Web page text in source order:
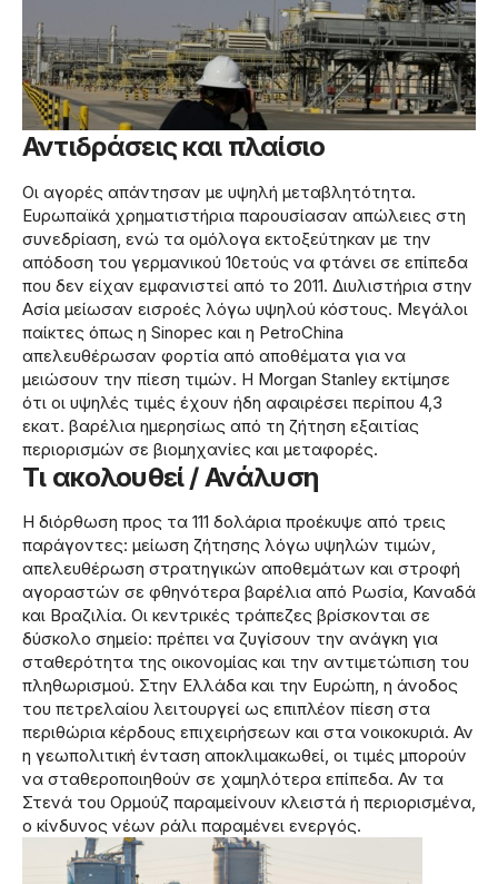
Αντιδράσεις και πλαίσιο
Οι αγορές απάντησαν με υψηλή μεταβλητότητα.
Ευρωπαϊκά χρηματιστήρια παρουσίασαν απώλειες στη
συνεδρίαση, ενώ τα ομόλογα εκτοξεύτηκαν με την
απόδοση του γερμανικού 10ετούς να φτάνει σε επίπεδα
που δεν είχαν εμφανιστεί από το 2011. Διυλιστήρια στην
Ασία μείωσαν εισροές λόγω υψηλού κόστους. Μεγάλοι
παίκτες όπως η Sinopec και η PetroChina
απελευθέρωσαν φορτία από αποθέματα για να
μειώσουν την πίεση τιμών. Η Morgan Stanley εκτίμησε
ότι οι υψηλές τιμές έχουν ήδη αφαιρέσει περίπου 4,3
εκατ. βαρέλια ημερησίως από τη ζήτηση εξαιτίας
περιορισμών σε βιομηχανίες και μεταφορές.
Τι ακολουθεί / Ανάλυση
Η διόρθωση προς τα 111 δολάρια προέκυψε από τρεις
παράγοντες: μείωση ζήτησης λόγω υψηλών τιμών,
απελευθέρωση στρατηγικών αποθεμάτων και στροφή
αγοραστών σε φθηνότερα βαρέλια από Ρωσία, Καναδά
και Βραζιλία. Οι κεντρικές τράπεζες βρίσκονται σε
δύσκολο σημείο: πρέπει να ζυγίσουν την ανάγκη για
σταθερότητα της οικονομίας και την αντιμετώπιση του
πληθωρισμού. Στην Ελλάδα και την Ευρώπη, η άνοδος
του πετρελαίου λειτουργεί ως επιπλέον πίεση στα
περιθώρια κέρδους επιχειρήσεων και στα νοικοκυριά. Αν
η γεωπολιτική ένταση αποκλιμακωθεί, οι τιμές μπορούν
να σταθεροποιηθούν σε χαμηλότερα επίπεδα. Αν τα
Στενά του Ορμούζ παραμείνουν κλειστά ή περιορισμένα,
ο κίνδυνος νέων ράλι παραμένει ενεργός.